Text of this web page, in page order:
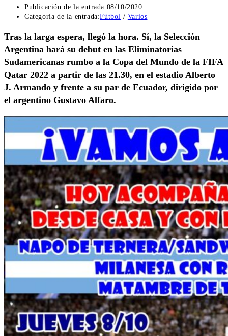
Publicación de la entrada:08/10/2020
Categoría de la entrada:Fútbol / Varios
Tras la larga espera, llegó la hora. Sí, la Selección
Argentina hará su debut en las Eliminatorias
Sudamericanas rumbo a la Copa del Mundo de la FIFA
Qatar 2022 a partir de las 21.30, en el estadio Alberto
J. Armando y frente a su par de Ecuador, dirigido por
el argentino Gustavo Alfaro.